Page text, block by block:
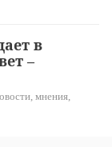
в
–
мнения,